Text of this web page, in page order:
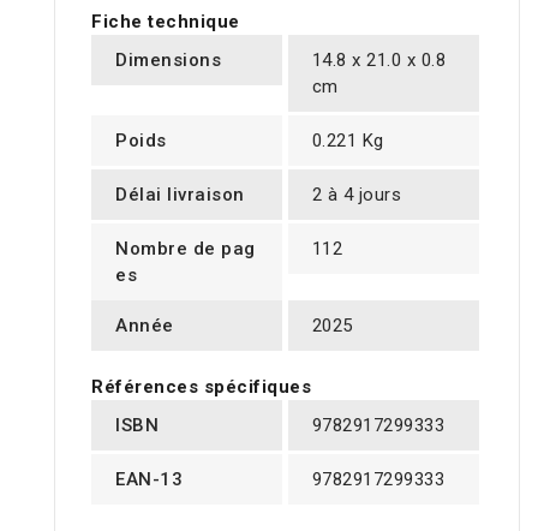
Fiche technique
Dimensions
14.8 x 21.0 x 0.8
cm
Poids 0.221 Kg
Délai livraison 2 à 4 jours
Nombre de pag
es
112
Année 2025
Références spécifiques
ISBN
9782917299333
EAN-13 9782917299333